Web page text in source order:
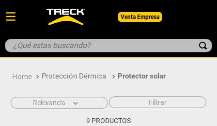
Venta Empresa
¿Qué estas buscando?
Protección Dérmica Protector solar
Relevancia Filtrar
9 PRODUCTOS
1. botin